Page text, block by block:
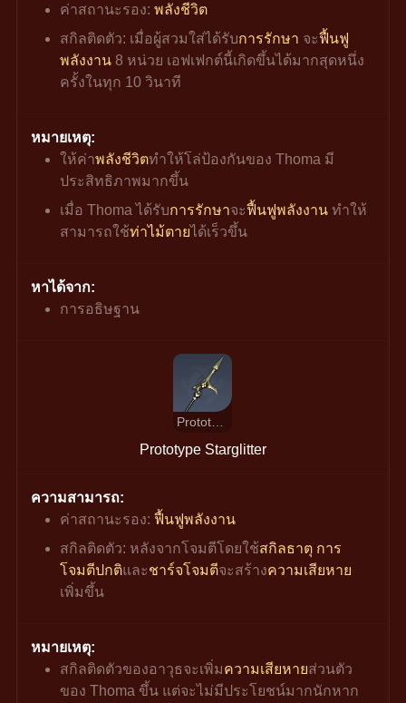
ค่าสถานะรอง: พลังชีวิต
สกิลติดตัว: เมื่อผู้สวมใส่ได้รับการรักษา จะฟื้นฟู
พลังงาน 8 หน่วย เอฟเฟกต์นี้เกิดขึ้นได้มากสุดหนึ่ง
ครั้งในทุก 10 วินาที
หมายเหตุ:
ให้ค่าพลังชีวิตทำให้โล่ป้องกันของ Thoma มี
ประสิทธิภาพมากขึ้น
เมื่อ Thoma ได้รับการรักษาจะฟื้นฟูพลังงาน ทำให้
สามารถใช้ท่าไม้ตายได้เร็วขึ้น
หาได้จาก:
การอธิษฐาน
Prototype Starglitter
Prototype Starglitter
ความสามารถ:
ค่าสถานะรอง: ฟื้นฟูพลังงาน
สกิลติดตัว: หลังจากโจมตีโดยใช้สกิลธาตุ การ
โจมตีปกติและชาร์จโจมตีจะสร้างความเสียหาย
เพิ่มขึ้น
หมายเหตุ:
สกิลติดตัวของอาวุธจะเพิ่มความเสียหายส่วนตัว
ของ Thoma ขึ้น แต่จะไม่มีประโยชน์มากนักหาก